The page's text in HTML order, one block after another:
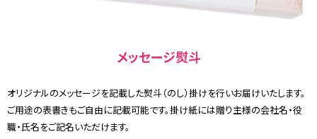
メッセージ熨斗
オリジナルのメッセージを記載した熨斗（のし）掛けを行いお届けいたします。
ご用途の表書きもご自由に記載可能です。掛け紙には贈り主様の会社名・役
職・氏名をご記名いただけます。